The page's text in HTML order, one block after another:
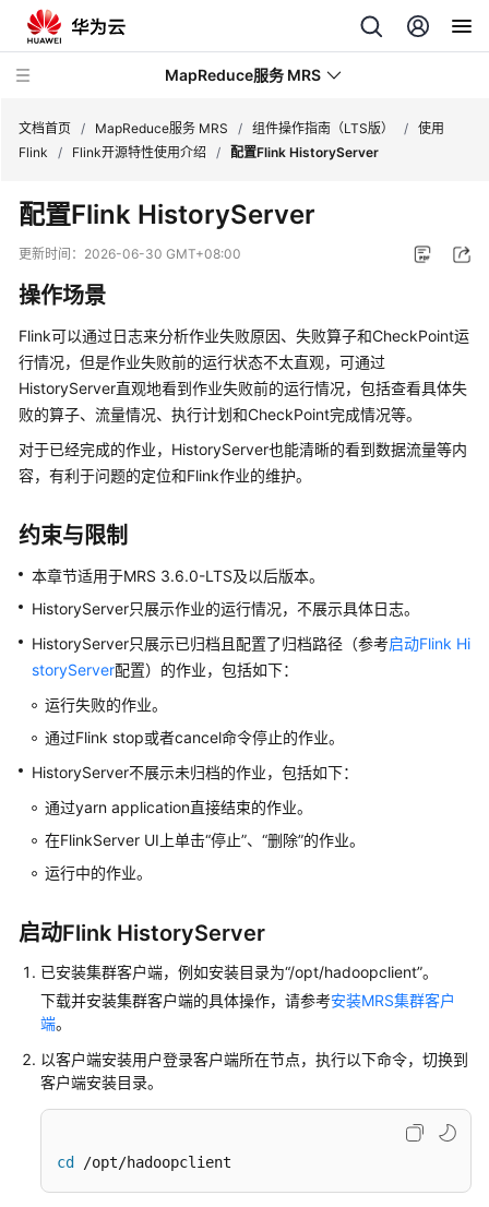
MapReduce服务 MRS
最
新
动
务
公
告
产
介
费
说
明
速
入
用
户
南
组
操
作
指
南
（LTS
用
ClickHouse
文档首页 / MapReduce服务 MRS / 组件操作指南（LTS版） / 使用
Flink
/ Flink开源特性使用介绍 / 配置Flink HistoryServer
配置Flink HistoryServer
更新时间： 2026-06-30 GMT+08:00
操作场景
Flink可以通过日志来分析作业失败原因、失败算子和CheckPoint运
行情况，但是作业失败前的运行状态不太直观，可通过
HistoryServer直观地看到作业失败前的运行情况，包括查看具体失
败的算子、流量情况、执行计划和CheckPoint完成情况等。
对于已经完成的作业，HistoryServer也能清晰的看到数据流量等内
容，有利于问题的定位和Flink作业的维护。
约束与限制
本章节适用于MRS 3.6.0-LTS及以后版本。
HistoryServer只展示作业的运行情况，不展示具体日志。
HistoryServer只展示已归档且配置了归档路径（参考启动Flink Hi
storyServer配置）的作业，包括如下：
运行失败的作业。
通过Flink stop或者cancel命令停止的作业。
HistoryServer不展示未归档的作业，包括如下：
通过yarn application直接结束的作业。
在FlinkServer UI上单击“停止”、“删除”的作业。
运行中的作业。
启动Flink HistoryServer
已安装集群客户端，例如安装目录为“/opt/hadoopclient”。
下载并安装集群客户端的具体操作，请参考安装MRS集群客户
端。
以客户端安装用户登录客户端所在节点，执行以下命令，切换到
客户端安装目录。
cd /opt/hadoopclient